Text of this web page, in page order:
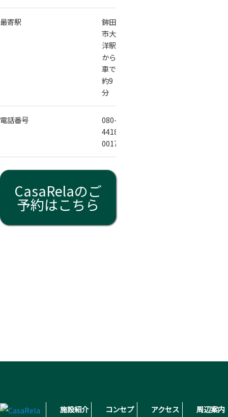
最寄駅
鉾田
市大
洋駅
から
車で
約9
分
電話番号
080-
4418-
0017
CasaRelaのご
予約はこちら
施設紹介
コンセプ
アクセス 周辺案内